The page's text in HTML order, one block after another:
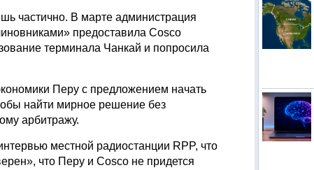
частично. В марте администрация
предоставила Cosco
терминала Чанкай и попросила
Перу с предложением начать
найти мирное решение без
арбитражу.
местной радиостанции RPP, что
что Перу и Cosco не придется